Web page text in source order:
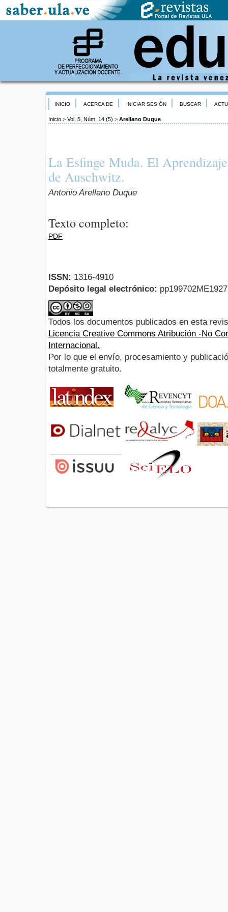
INICIO ACERCA DE INICIAR SESIÓN BUSCAR
Inicio > Vol. 5, Núm. 14 (5) > Arellano Duque
La Esfinge Muda. El
de Auschwitz.
Antonio Arellano Duque
Texto completo:
PDF
ISSN: 1316-4910
Depósito legal electrónico:
Todos los documentos publicados en esta
Licencia Creative Commons Atribución -No
Internacional.
Por lo que el envío, procesamiento y
totalmente gratuito.